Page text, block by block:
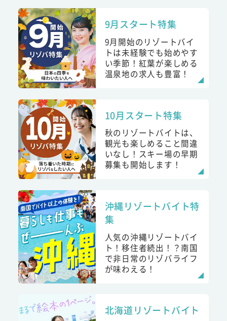
9月スタート特集
9月開始のリゾートバイ
トは未経験でも始めやす
い季節！紅葉が楽しめる
温泉地の求人も豊富！
10月スタート特集
秋のリゾートバイトは、
観光も楽しめること間違
いなし！スキー場の早期
募集も開始します！
沖縄リゾートバイト特
集
人気の沖縄リゾートバイ
ト！移住者続出！？南国
で非日常のリゾバライフ
が味わえる！
北海道リゾートバイト